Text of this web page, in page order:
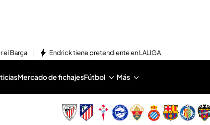
el Barça Endrick tiene pretendiente en LALIGA
Mercado de fichajesFútbol Más